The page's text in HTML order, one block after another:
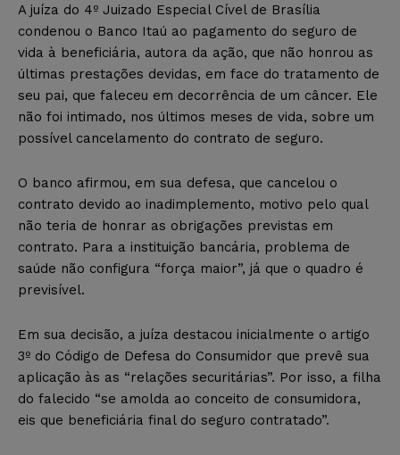
A juíza do 4º Juizado Especial Cível de Brasília
condenou o Banco Itaú ao pagamento do seguro de
vida à beneficiária, autora da ação, que não honrou as
últimas prestações devidas, em face do tratamento de
seu pai, que faleceu em decorrência de um câncer. Ele
não foi intimado, nos últimos meses de vida, sobre um
possível cancelamento do contrato de seguro.
O banco afirmou, em sua defesa, que cancelou o
contrato devido ao inadimplemento, motivo pelo qual
não teria de honrar as obrigações previstas em
contrato. Para a instituição bancária, problema de
saúde não configura “força maior”, já que o quadro é
previsível.
Em sua decisão, a juíza destacou inicialmente o artigo
3º do Código de Defesa do Consumidor que prevê sua
aplicação às as “relações securitárias”. Por isso, a filha
do falecido “se amolda ao conceito de consumidora,
eis que beneficiária final do seguro contratado”.